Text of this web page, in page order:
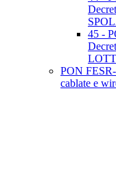
45 -
PON
cablate e